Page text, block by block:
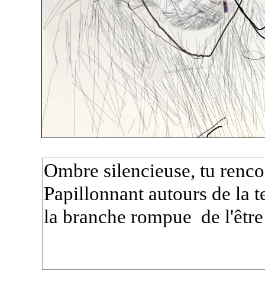
Ombre silencieuse, tu
Papillonnant autours de la
la branche rompue de